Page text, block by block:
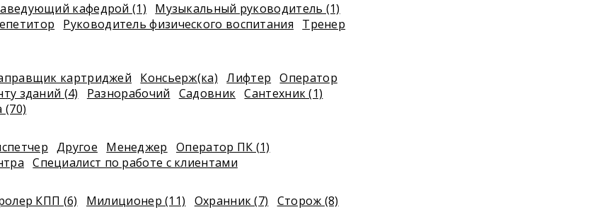
кафедрой (1)
Музыкальный руководитель (1)
Руководитель физического воспитания
Тренер
картриджей Консьерж(ка) Лифтер
Оператор
зданий (4) Разнорабочий Садовник Сантехник (1)
Другое Менеджер
Оператор ПК (1)
Специалист по работе с клиентами
КПП (6) Милиционер (11) Охранник (7) Сторож (8)